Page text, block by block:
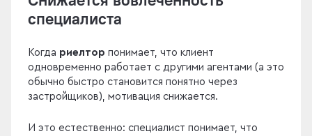
специалиста
Когда риелтор понимает, что клиент
одновременно работает с другими агентами (а это
обычно быстро становится понятно через
застройщиков), мотивация снижается.
И это естественно: специалист понимает, что